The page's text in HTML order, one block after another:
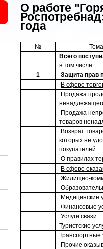
О работе
года
№
Всего
в том числе
1
Защита прав
В сфере
Продажа
Продажа
товаров
Возврат
которых не
покупателей
О правилах
В сфере
Жилищно-
Медицинские
Финансовые
Услуги связи
Туристские
Транспортные
Прочие